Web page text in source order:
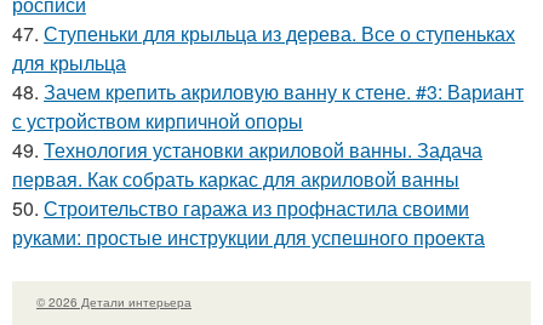
47. Ступеньки для крыльца из дерева. Все о ступеньках
для крыльца
48. Зачем крепить акриловую ванну к стене. #3: Вариант
с устройством кирпичной опоры
49. Технология установки акриловой ванны. Задача
первая. Как собрать каркас для акриловой ванны
50. Строительство гаража из профнастила своими
руками: простые инструкции для успешного проекта
© 2026 Детали интерьера